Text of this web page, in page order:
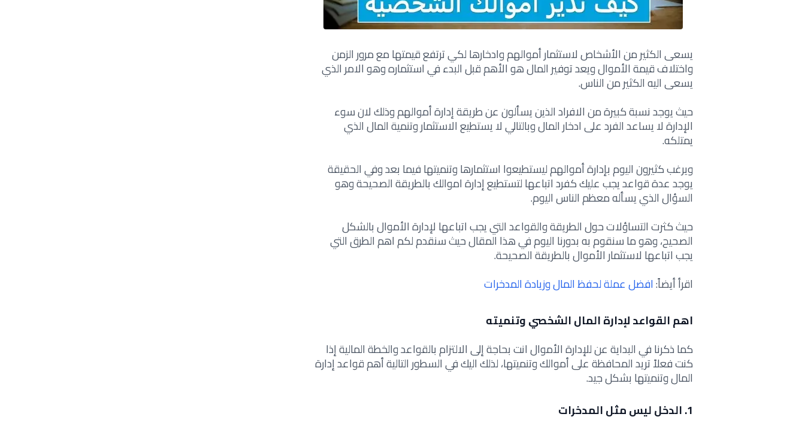
يسعى الكثير من الأشخاص لاستثمار أموالهم وادخارها لكي ترتفع قيمتها مع مرور الزمن
واختلاف قيمة الأموال ويعد توفير المال هو الأهم قبل البدء في استثماره وهو الامر الذي
يسعى اليه الكثير من الناس.
حيث يوجد نسبة كبيرة من الافراد الذين يسألون عن طريقة إدارة أموالهم وذلك لان سوء
الإدارة لا يساعد الفرد على ادخار المال وبالتالي لا يستطيع الاستثمار وتنمية المال الذي
يمتلكه.
ويرغب كثيرون اليوم بإدارة أموالهم ليستطيعوا استثمارها وتنميتها فيما بعد وفي الحقيقة
يوجد عدة قواعد يجب عليك كفرد اتباعها لتستطيع إدارة اموالك بالطريقة الصحيحة وهو
السؤال الذي يسأله معظم الناس اليوم.
حيث كثرت التساؤلات حول الطريقة والقواعد التي يجب اتباعها لإدارة الأموال بالشكل
الصحيح، وهو ماسنقوم به بدورنا اليوم في هذا المقال حيث سنقدم لكم اهم الطرق التي
يجب اتباعها لاستثمار الأموال بالطريقة الصحيحة.
اقرأ أيضاً:افضل عملة لحفظ المال وزيادة المدخرات
اهم القواعد لإدارة المال الشخصي وتنميته
كما ذكرنا في البداية عن للإدارة الأموال انت بحاجة إلى الالتزام بالقواعد والخطة المالية إذا
كنت فعلاً تريد المحافظة على أموالك وتنميتها، لذلك اليك في السطور التالية أهم قواعد إدارة
المال وتنميتها بشكل جيد.
1. الدخل ليس مثل المدخرات